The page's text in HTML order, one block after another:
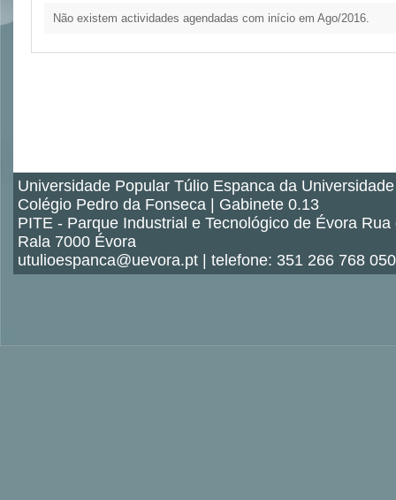
Não existem actividades agendadas com início em Ago/2016.
Universidade Popular Túlio Espanca da
Colégio Pedro da Fonseca | Gabinete 0.13
PITE - Parque Industrial e Tecnológico de Évora Rua
Rala 7000 Évora
utulioespanca@uevora.pt | telefone: 351 266 768 050